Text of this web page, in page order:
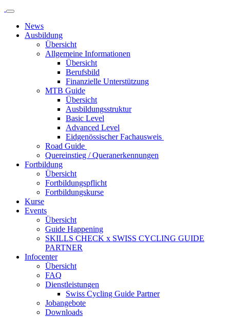
News
Ausbildung
Übersicht
Allgemeine Informationen
Übersicht
Berufsbild
Finanzielle Unterstützung
MTB Guide
Übersicht
Ausbildungsstruktur
Basic Level
Advanced Level
Eidgenössischer Fachausweis
Road Guide
Quereinstieg / Queranerkennungen
Fortbildung
Übersicht
Fortbildungspflicht
Fortbildungskurse
Kurse
Events
Übersicht
Guide Happening
SKILLS CHECK x SWISS CYCLING GUIDE
PARTNER
Infocenter
Übersicht
FAQ
Dienstleistungen
Swiss Cycling Guide Partner
Jobangebote
Downloads